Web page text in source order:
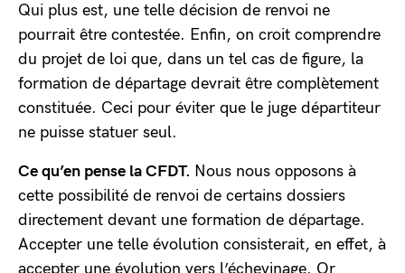
Qui plus est, une telle décision de renvoi ne
pourrait être contestée. Enfin, on croit comprendre
du projet de loi que, dans un tel cas de figure, la
formation de départage devrait être complètement
constituée. Ceci pour éviter que le juge départiteur
ne puisse statuer seul.
Ce qu’en pense la CFDT. Nous nous opposons à
cette possibilité de renvoi de certains dossiers
directement devant une formation de départage.
Accepter une telle évolution consisterait, en effet, à
accepter une évolution vers l’échevinage. Or